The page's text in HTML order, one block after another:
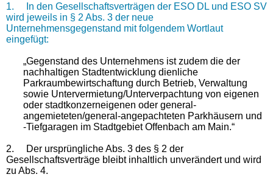
1.
In den Gesellschaftsverträgen der ESO DL und ESO SV
wird jeweils in § 2 Abs. 3 der neue
Unternehmensgegenstand mit folgendem Wortlaut
eingefügt:
„Gegenstand des Unternehmens ist zudem die der
nachhaltigen Stadtentwicklung dienliche
Parkraumbewirtschaftung durch Betrieb, Verwaltung
sowie Untervermietung/Unterverpachtung von eigenen
oder stadtkonzerneigenen oder general-
angemieteten/general-angepachteten Parkhäusern und
-Tiefgaragen im Stadtgebiet Offenbach am Main.“
2.
Der ursprüngliche Abs. 3 des § 2 der
Gesellschaftsverträge bleibt inhaltlich unverändert und wird
zu Abs. 4.